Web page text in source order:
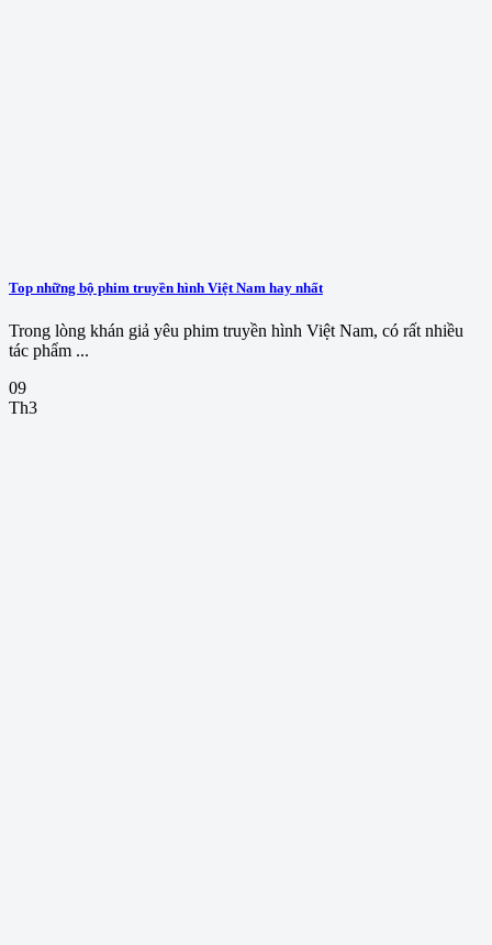
Top những bộ phim truyền hình Việt Nam hay nhất
Trong lòng khán giả yêu phim truyền hình Việt Nam, có rất nhiều
tác phẩm ...
09
Th3